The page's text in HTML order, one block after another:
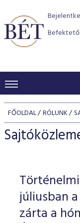
KERESKEDÉSI
INDEXEK
Vállalati
Azonnali Piac
Részvények
Származékos piac
BEFEKTETŐK
Részvény
Hitelpapír
BÉT
Alkalmazott
Elszámolás
Részvény és
program
BÉT Xtend -
TŐZSDETAGOK
Tőzsdetagok,
VENDOROK
FŐOLDAL RÓLUNK
júliusban
zárta a